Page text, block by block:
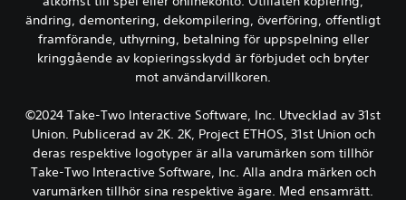
ändring, demontering, dekompilering, överföring, offentligt
framförande, uthyrning, betalning för uppspelning eller
kringgående av kopieringsskydd är förbjudet och bryter
mot användarvillkoren.
©2024 Take-Two Interactive Software, Inc. Utvecklad av 31st
Union. Publicerad av 2K. 2K, Project ETHOS, 31st Union och
deras respektive logotyper är alla varumärken som tillhör
Take-Two Interactive Software, Inc. Alla andra märken och
varumärken tillhör sina respektive ägare. Med ensamrätt.